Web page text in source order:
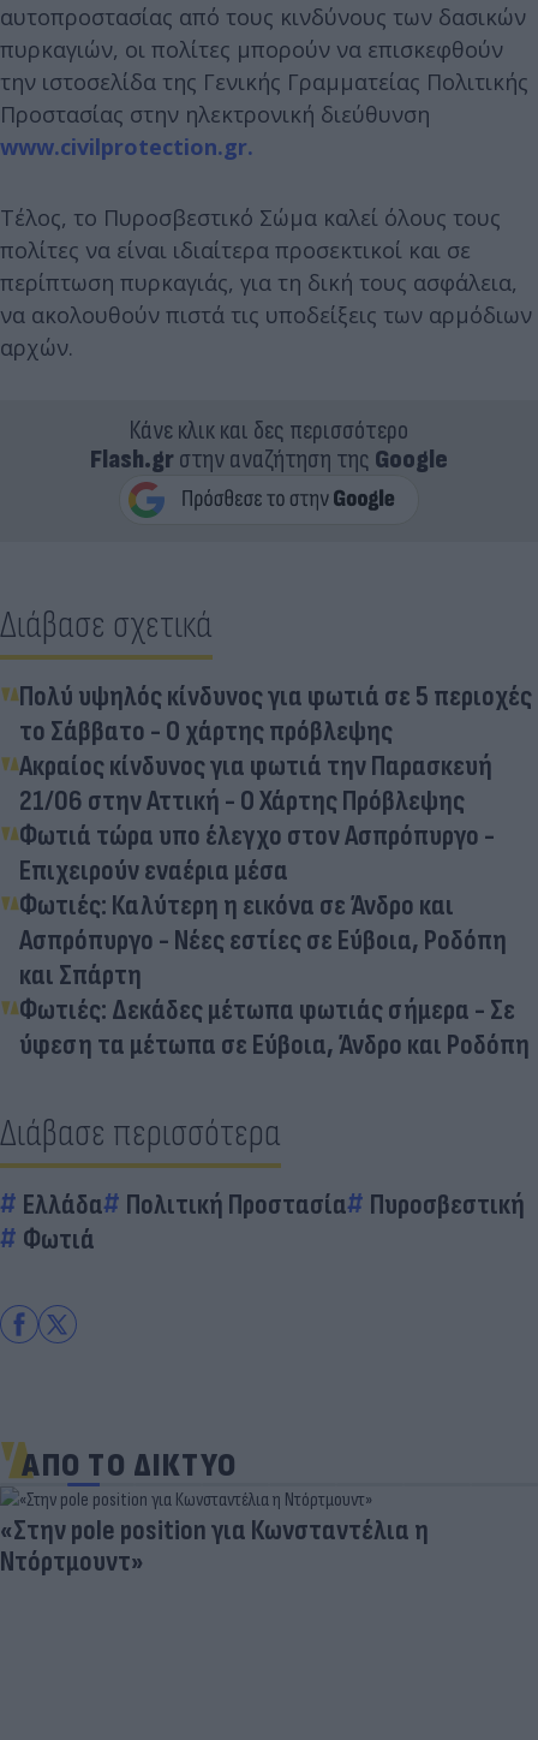
αυτοπροστασίας από τους κινδύνους των δασικών
πυρκαγιών, οι πολίτες μπορούν να επισκεφθούν
την ιστοσελίδα της Γενικής Γραμματείας Πολιτικής
Προστασίας στην ηλεκτρονική διεύθυνση
www.civilprotection.gr.
Τέλος, το Πυροσβεστικό Σώμα καλεί όλους τους
πολίτες να είναι ιδιαίτερα προσεκτικοί και σε
περίπτωση πυρκαγιάς, για τη δική τους ασφάλεια,
να ακολουθούν πιστά τις υποδείξεις των αρμόδιων
αρχών.
Κάνε κλικ και δες περισσότερο
Flash.grστην αναζήτηση της Google
Διάβασε σχετικά
Πολύ υψηλός κίνδυνος για φωτιά σε 5 περιοχές
το Σάββατο - Ο χάρτης πρόβλεψης
Ακραίος κίνδυνος για φωτιά την Παρασκευή
21/06 στην Αττική - Ο Χάρτης Πρόβλεψης
Φωτιά τώρα υπο έλεγχο στον Ασπρόπυργο -
Επιχειρούν εναέρια μέσα
Φωτιές: Καλύτερη η εικόνα σε Άνδρο και
Ασπρόπυργο - Νέες εστίες σε Εύβοια, Ροδόπη
και Σπάρτη
Φωτιές: Δεκάδες μέτωπα φωτιάς σήμερα - Σε
ύφεση τα μέτωπα σε Εύβοια, Άνδρο και Ροδόπη
Διάβασε περισσότερα
Ελλάδα Πολιτική Προστασία
Πυροσβεστική
Φωτιά
ΑΠΟ ΤΟ ΔΙΚΤΥΟ
«Στην pole position για Κωνσταντέλια η
Ντόρτμουντ»